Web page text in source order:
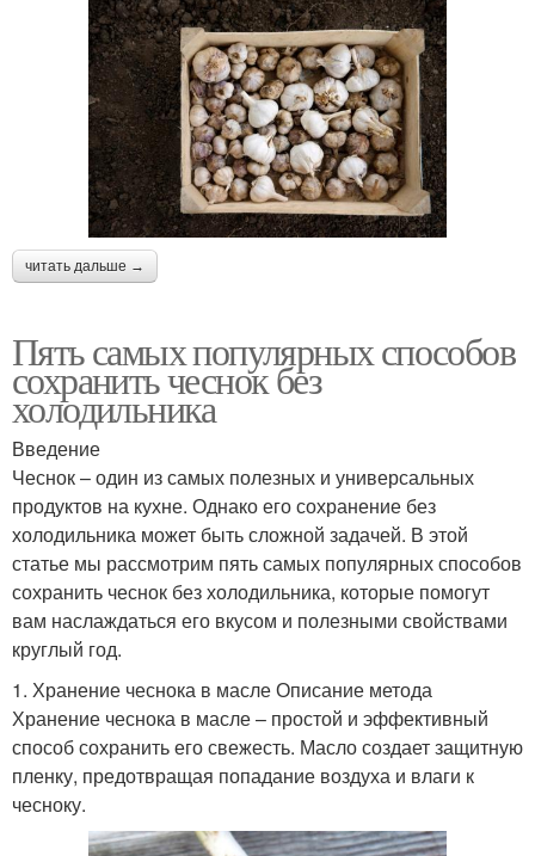
читать дальше →
Пять самых популярных способов
сохранить чеснок без
холодильника
Введение
Чеснок – один из самых полезных и универсальных
продуктов на кухне. Однако его сохранение без
холодильника может быть сложной задачей. В этой
статье мы рассмотрим пять самых популярных способов
сохранить чеснок без холодильника, которые помогут
вам наслаждаться его вкусом и полезными свойствами
круглый год.
1. Хранение чеснока в масле Описание метода
Хранение чеснока в масле – простой и эффективный
способ сохранить его свежесть. Масло создает защитную
пленку, предотвращая попадание воздуха и влаги к
чесноку.